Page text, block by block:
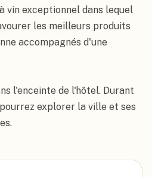
vin exceptionnel dans lequel
les meilleurs produits
accompagnés d'une
l'enceinte de l'hôtel. Durant
explorer la ville et ses